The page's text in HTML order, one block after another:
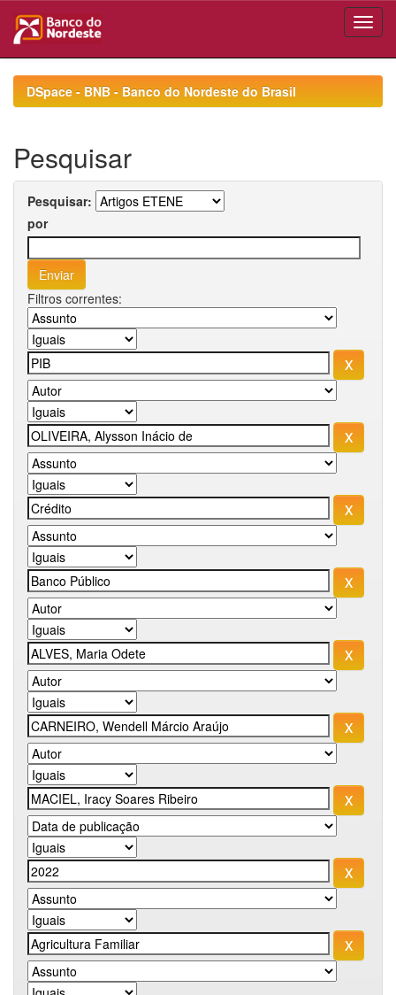
navigationDSpace - BNB - Banco do Nordeste do Brasil
Pesquisar
Pesquisar:
por
Filtros correntes: